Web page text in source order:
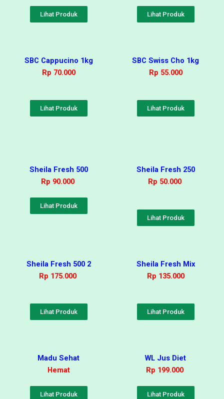
Lihat Produk Lihat Produk
SBC Cappucino 1kg
Rp 70.000
Lihat Produk
SBC Swiss Cho 1kg
Rp 55.000
Lihat Produk
Sheila Fresh 500
Rp 90.000
Lihat Produk
Sheila Fresh 250
Rp 50.000
Lihat Produk
Sheila Fresh 500 2
Rp 175.000
Lihat Produk
Sheila Fresh Mix
Rp 135.000
Lihat Produk
Madu Sehat
Hemat
Lihat Produk
WL Jus Diet
Rp 199.000
Lihat Produk